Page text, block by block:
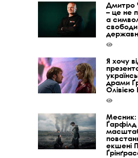
Дмитро
– це не
а
Я хочу
драми
Олівією
екшені